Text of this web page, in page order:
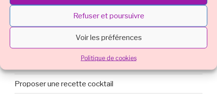
Refuser et poursuivre
Voir les préférences
Politique de cookies
Des images & des Pins
Tuto et vidéo
PAR CATÉGORIE DE COCKTAIL :
Proposer une recette cocktail